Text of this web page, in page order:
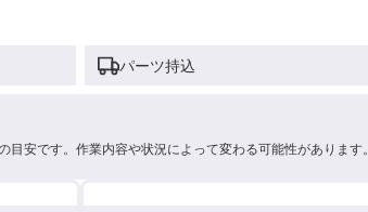
パーツ持込
安です。作業内容や状況によって変わる可能性があります。